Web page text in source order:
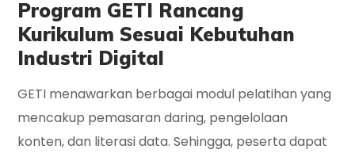
Program GETI Rancang
Kurikulum Sesuai Kebutuhan
Industri Digital
GETI menawarkan berbagai modul pelatihan yang
mencakup pemasaran daring, pengelolaan
konten, dan literasi data. Sehingga, peserta dapat